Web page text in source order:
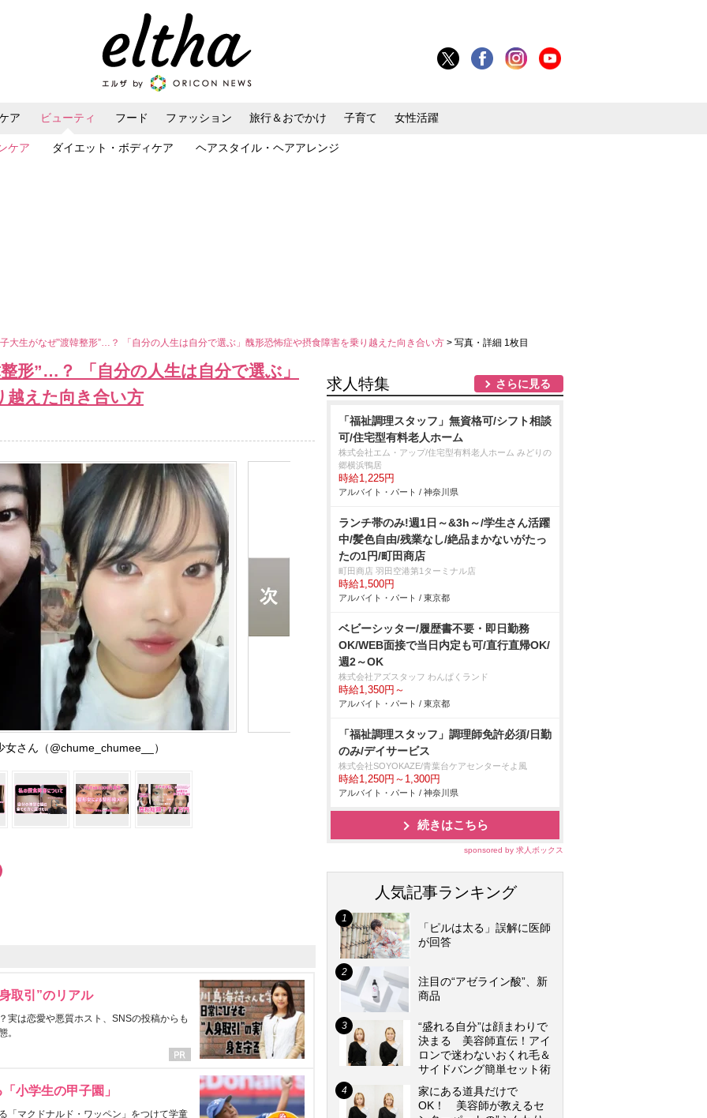
ア ビューティ
ケア ダイエット・ボディケア ヘアスタイル・ヘアアレンジ
フード ファッション 旅行＆おでかけ 子育て 女性活躍
大生がなぜ”渡韓整形”…？ 「自分の人生は自分で選ぶ」醜形恐怖症や摂食障害を乗り越えた向き合い方 > 写真・詳細 1枚目
形”…？ 「自分の人生は自分で選ぶ」
越えた向き合い方
女さん（@chume_chumee__）
取引”のリアル
実は恋愛や悪質ホスト、SNSの投稿からも
。
小学生の甲子園」
「マクドナルド・ワッペン」をつけて学童
求人特集 さらに見る
「福祉調理スタッフ」無資格可/シフト相談
可/住宅型有料老人ホーム
株式会社エム・アップ/住宅型有料老人ホーム みどりの
郷横浜鴨居
時給1,225円
アルバイト・パート / 神奈川県
ランチ帯のみ!週1日～&3h～/学生さん活躍
中/髪色自由/残業なし/絶品まかないがたっ
たの1円/町田商店
町田商店 羽田空港第1ターミナル店
時給1,500円
アルバイト・パート / 東京都
ベビーシッター/履歴書不要・即日勤務
OK/WEB面接で当日内定も可/直行直帰OK/
週2～OK
株式会社アズスタッフ わんぱくランド
時給1,350円～
アルバイト・パート / 東京都
「福祉調理スタッフ」調理師免許必須/日勤
のみ/デイサービス
株式会社SOYOKAZE/青葉台ケアセンターそよ風
時給1,250円～1,300円
アルバイト・パート / 神奈川県
続きはこちら
sponsored by 求人ボックス
人気記事ランキング
「ピルは太る」誤解に医師
が回答
注目の“アゼライン酸”、新
商品
“盛れる自分”は顔まわりで
決まる 美容師直伝！アイ
ロンで迷わないおくれ毛＆
サイドバング簡単セット術
家にある道具だけで
OK！ 美容師が教えるセ